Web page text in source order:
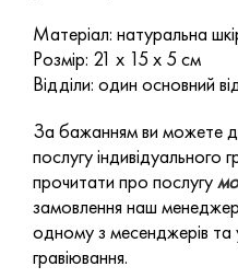
Матеріал: натуральна
Розмір: 21 х 15 х 5 см
Відділи: один основний
За бажанням ви можете
послугу індивідуального
прочитати про послугу
замовлення наш менеджер
одному з месенджерів та
гравіювання.